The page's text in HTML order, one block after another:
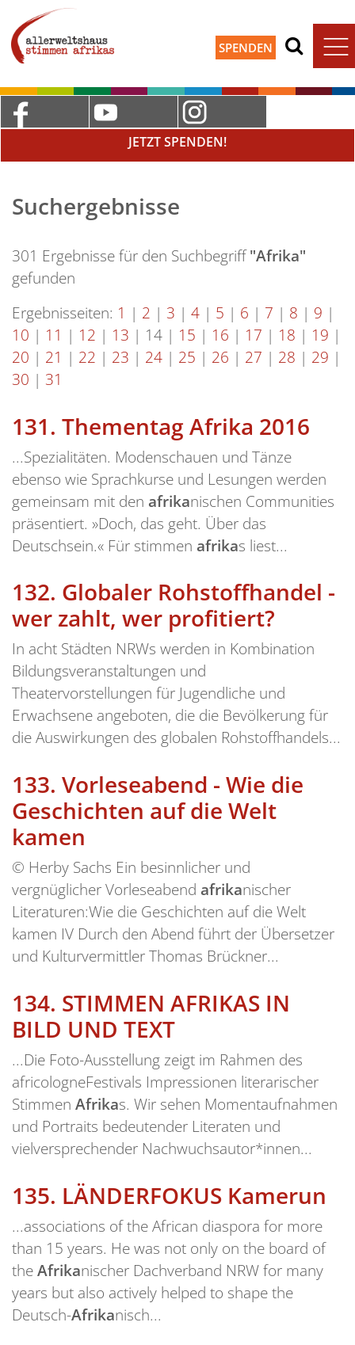
SPENDEN
JETZT SPENDEN!
Suchergebnisse
301 Ergebnisse für den Suchbegriff"Afrika"
gefunden
Ergebnisseiten: 1 | 2 | 3 | 4 | 5 | 6 | 7 | 8 | 9 |
10 | 11 | 12 | 13 | 14 | 15 | 16 | 17 | 18 | 19 |
20 | 21 | 22 | 23 | 24 | 25 | 26 | 27 | 28 | 29 |
30 | 31
131. Thementag Afrika 2016
...Spezialitäten. Modenschauen und Tänze
ebenso wie Sprachkurse und Lesungen werden
gemeinsam mit den afrikanischen Communities
präsentiert. »Doch, das geht. Über das
Deutschsein.« Für stimmen afrikas liest...
132. Globaler Rohstoffhandel -
wer zahlt, wer profitiert?
In acht Städten NRWs werden in Kombination
Bildungsveranstaltungen und
Theatervorstellungen für Jugendliche und
Erwachsene angeboten, die die Bevölkerung für
die Auswirkungen des globalen Rohstoffhandels...
133. Vorleseabend - Wie die
Geschichten auf die Welt
kamen
© Herby Sachs Ein besinnlicher und
vergnüglicher Vorleseabend afrikanischer
Literaturen:Wie die Geschichten auf die Welt
kamen IV Durch den Abend führt der Übersetzer
und Kulturvermittler Thomas Brückner...
134. STIMMEN AFRIKAS IN
BILD UND TEXT
...Die Foto-Ausstellung zeigt im Rahmen des
africologneFestivals Impressionen literarischer
Stimmen Afrikas. Wir sehen Momentaufnahmen
und Portraits bedeutender Literaten und
vielversprechender Nachwuchsautor*innen...
135. LÄNDERFOKUS Kamerun
...associations of the African diaspora for more
than 15 years. He was not only on the board of
theAfrikanischer Dachverband NRW for many
years but also actively helped to shape the
Deutsch-Afrikanisch...